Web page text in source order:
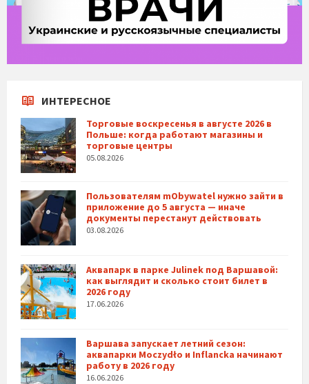
ИНТЕРЕСНОЕ
Торговые воскресенья в августе 2026 в
Польше: когда работают магазины и
торговые центры
05.08.2026
Пользователям mObywatel нужно зайти в
приложение до 5 августа — иначе
документы перестанут действовать
03.08.2026
Аквапарк в парке Julinek под Варшавой:
как выглядит и сколько стоит билет в
2026 году
17.06.2026
Варшава запускает летний сезон:
аквапарки Moczydło и Inflancka начинают
работу в 2026 году
16.06.2026